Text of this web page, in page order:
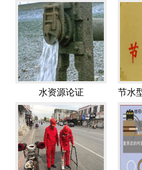
水资源论证